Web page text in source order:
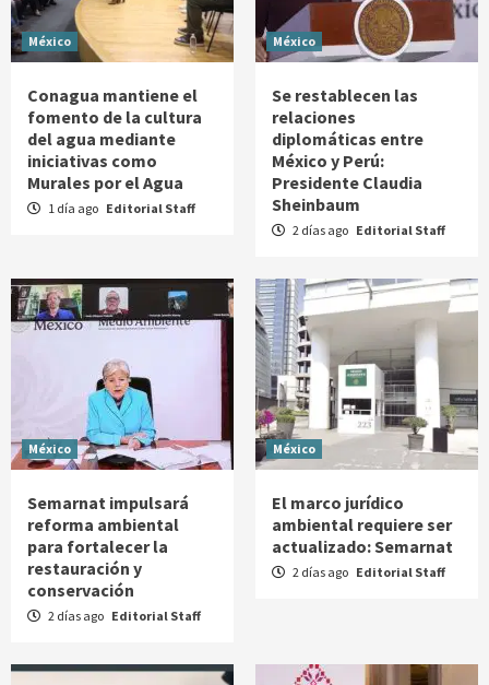
México
Conagua mantiene el
fomento de la cultura
del agua mediante
iniciativas como
Murales por el Agua
1 día ago Editorial Staff
México
Se restablecen las
relaciones
diplomáticas entre
México y Perú:
Presidente Claudia
Sheinbaum
2 días ago Editorial Staff
México
Semarnat impulsará
reforma ambiental
para fortalecer la
restauración y
conservación
2 días ago Editorial Staff
México
El marco jurídico
ambiental requiere ser
actualizado: Semarnat
2 días ago Editorial Staff